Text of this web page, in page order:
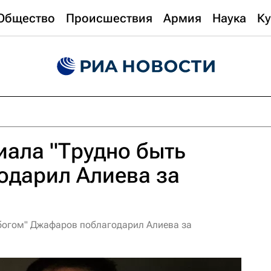
Происшествия Армия Наука
"Трудно быть
Алиева за
Джафаров поблагодарил Алиева за